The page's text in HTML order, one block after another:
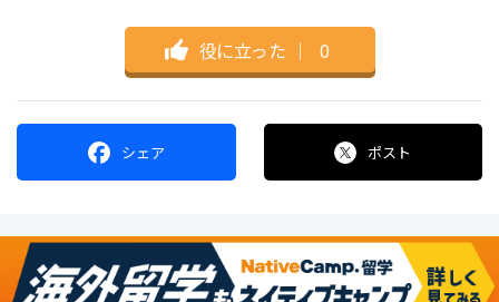
役に立った ｜ 0
シェア ポスト